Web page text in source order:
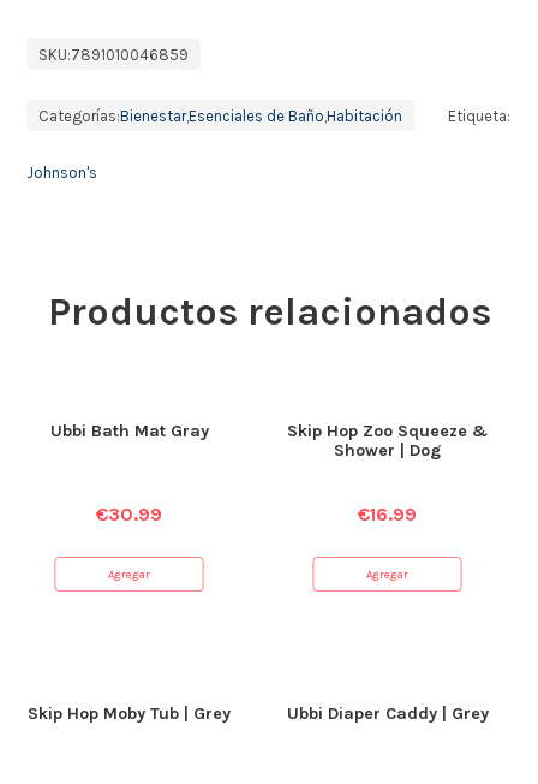
SKU:7891010046859
Categorías:Bienestar,Esenciales de Baño ,Habitación Etiqueta:
Johnson's
Productos relacionados
Ubbi Bath Mat Gray
€30.99
Agregar
Skip Hop Zoo Squeeze &
Shower | Dog
€16.99
Agregar
Skip Hop Moby Tub | Grey Ubbi Diaper Caddy | Grey